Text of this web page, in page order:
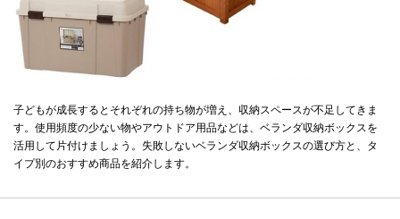
子どもが成長するとそれぞれの持ち物が増え、収納スペースが不足してきま
す。使用頻度の少ない物やアウトドア用品などは、ベランダ収納ボックスを
活用して片付けましょう。失敗しないベランダ収納ボックスの選び方と、タ
イプ別のおすすめ商品を紹介します。